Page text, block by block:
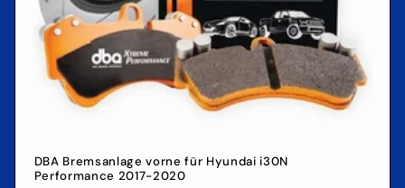
DBA Bremsanlage vorne für Hyundai i30N
Performance 2017-2020